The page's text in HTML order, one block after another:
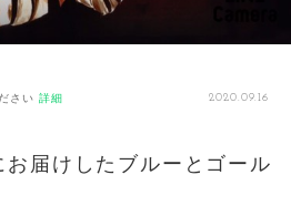
さい 詳細 2020.09.16
届けしたブルーとゴール